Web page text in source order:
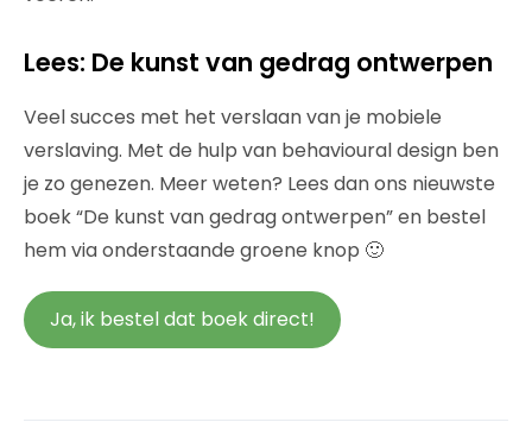
Lees: De kunst van gedrag ontwerpen
Veel succes met het verslaan van je mobiele
verslaving. Met de hulp van behavioural design ben
je zo genezen. Meer weten? Lees dan ons nieuwste
boek “De kunst van gedrag ontwerpen” en bestel
hem via onderstaande groene knop 🙂
Ja, ik bestel dat boek direct!